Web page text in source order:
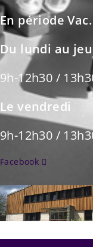
En période
Du lundi au
9h-12h30 /
Le vendredi
9h-12h30 /
Facebook